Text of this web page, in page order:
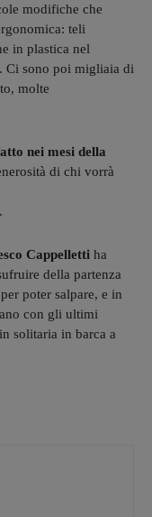
modifiche che
teli
in plastica nel
Ci sono poi migliaia di
molte
nei mesi della
di chi vorrà
.
Cappelletti ha
della partenza
poter salpare, e in
con gli ultimi
solitaria in barca a